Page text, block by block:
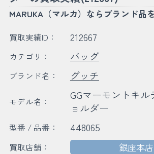
MARUKA（マルカ）ならブランド品
買取実績ID： 212667
カテゴリ： バッグ
ブランド名： グッチ
モデル名：
GGマーモントキ
ョルダー
型番 / 品番： 448065
買取店舗： 銀座本店